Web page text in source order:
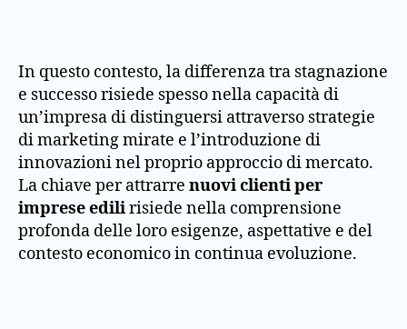
In questo contesto, la differenza tra stagnazione
e successo risiede spesso nella capacità di
un’impresa di distinguersi attraverso strategie
di marketing mirate e l’introduzione di
innovazioni nel proprio approccio di mercato.
La chiave per attrarre nuovi clienti per
imprese edilirisiede nella comprensione
profonda delle loro esigenze, aspettative e del
contesto economico in continua evoluzione.